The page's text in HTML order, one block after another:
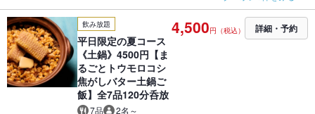
飲み放題
平日限定の夏コース
《土鍋》4500円【ま
るごとトウモロコシ
焦がしバター土鍋ご
飯】全7品120分呑放
7品 2名～
4,500円（税込） 詳細・予約